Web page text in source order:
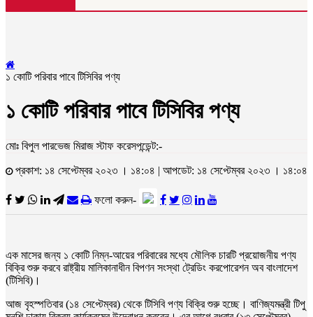
১ কোটি পরিবার পাবে টিসিবির পণ্য
১ কোটি পরিবার পাবে টিসিবির পণ্য
মোঃ বিপুল পারভেজ মিরাজ স্টাফ করেসপন্ডেন্ট:-
প্রকাশ: ১৪ সেপ্টেম্বর ২০২৩ । ১৪:০৪ | আপডেট: ১৪ সেপ্টেম্বর ২০২৩ । ১৪:০৪
ফলো করুন-
এক মাসের জন্য ১ কোটি নিম্ন-আয়ের পরিবারের মধ্যে মৌলিক চারটি প্রয়োজনীয় পণ্য
বিক্রি শুরু করবে রাষ্ট্রীয় মালিকানাধীন বিপণন সংস্থা ট্রেডিং করপোরেশন অব বাংলাদেশ
(টিসিবি)।
আজ বৃহস্পতিবার (১৪ সেপ্টেম্বর) থেকে টিসিবি পণ্য বিক্রি শুরু হচ্ছে। বাণিজ্যমন্ত্রী টিপু